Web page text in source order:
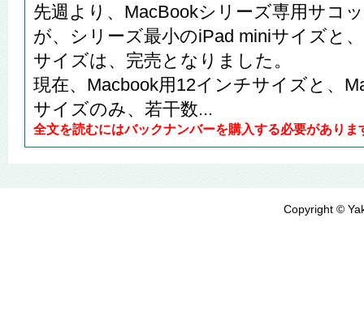
先週より、MacBookシリーズ専用サコ
が、シリーズ最小のiPad miniサイズと
サイズは、完売となりました。
現在、Macbook用12インチサイズと、
サイズのみ、若干数...
全文を読むにはバックナンバーを購入する必要がありま
Copyright ©